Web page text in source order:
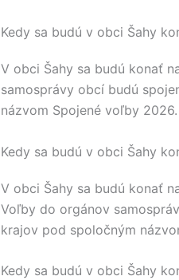
Kedy sa budú v obci Šahy
V obci Šahy sa budú konať
samosprávy obcí budú
názvom Spojené voľby 2026.
Kedy sa budú v obci Šahy
V obci Šahy sa budú konať
Voľby do orgánov
krajov pod spoločným
Kedy sa budú v obci Šahy